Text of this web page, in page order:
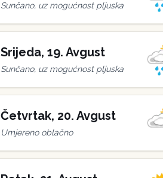
Sunčano, uz mogućnost pljuska
Srijeda, 19. Avgust
Sunčano, uz mogućnost pljuska
Četvrtak, 20. Avgust
Umjereno oblačno